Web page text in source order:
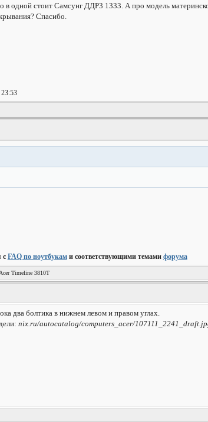
в одной стоит Самсунг ДДР3 1333. А про модель
Спасибо.
с FAQ по ноутбуками соответствующими темами форума
Timeline 3810T
два болтика в нижнем левом и правом углах.
nix.ru/autocatalog/computers_acer/